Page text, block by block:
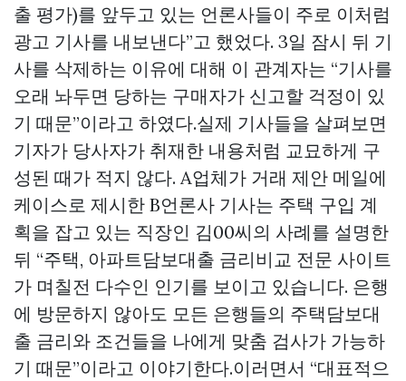
출 평가)를 앞두고 있는 언론사들이 주로 이처럼
광고 기사를 내보낸다”고 했었다. 3일 잠시 뒤 기
사를 삭제하는 이유에 대해 이 관계자는 “기사를
오래 놔두면 당하는 구매자가 신고할 걱정이 있
기 때문”이라고 하였다.실제 기사들을 살펴보면
기자가 당사자가 취재한 내용처럼 교묘하게 구
성된 때가 적지 않다. A업체가 거래 제안 메일에
케이스로 제시한 B언론사 기사는 주택 구입 계
획을 잡고 있는 직장인 김00씨의 사례를 설명한
뒤 “주택, 아파트담보대출 금리비교 전문 사이트
가 며칠전 다수인 인기를 보이고 있습니다. 은행
에 방문하지 않아도 모든 은행들의 주택담보대
출 금리와 조건들을 나에게 맞춤 검사가 가능하
기 때문”이라고 이야기한다.이러면서 “대표적으